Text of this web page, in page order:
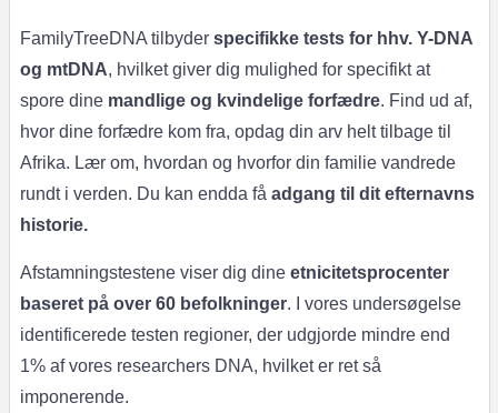
FamilyTreeDNA tilbyderspecifikke tests for hhv. Y-DNA
og mtDNA, hvilket giver dig mulighed for specifikt at
spore dine mandlige og kvindelige forfædre. Find ud af,
hvor dine forfædre kom fra, opdag din arv helt tilbage til
Afrika. Lær om, hvordan og hvorfor din familie vandrede
rundt i verden. Du kan endda fåadgang til dit efternavns
historie.
Afstamningstestene viser dig dineetnicitetsprocenter
baseret på over 60 befolkninger. I vores undersøgelse
identificerede testen regioner, der udgjorde mindre end
1% af vores researchers DNA, hvilket er ret så
imponerende.